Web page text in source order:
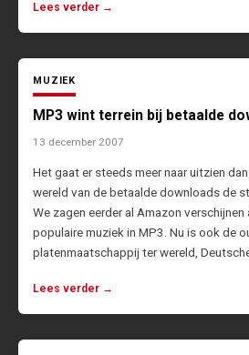
Lees verder →
MUZIEK
MP3 wint terrein bij betaalde
13 december 2007
Het gaat er steeds meer naar uitzien
wereld van de betaalde downloads de
We zagen eerder al Amazon
populaire muziek in MP3. Nu is ook de
platenmaatschappij ter wereld,
Lees verder →